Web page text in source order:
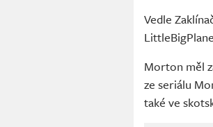
Vedle
Morton měl
ze seriálu
také ve